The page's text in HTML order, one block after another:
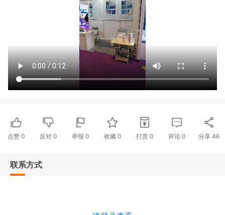
点赞 0 反对 0 举报 0 收藏 0 打赏 0 评论 0 分享 46
联系方式